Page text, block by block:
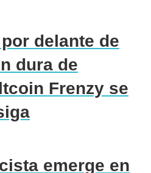
delante de
dura de
Frenzy se
emerge en